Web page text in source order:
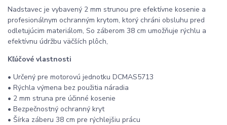
Nadstavec je vybavený 2 mm strunou pre efektívne kosenie a
profesionálnym ochranným krytom, ktorý chráni obsluhu pred
odletujúcim materiálom, So záberom 38 cm umožňuje rýchlu a
efektívnu údržbu väčších plôch,
Kľúčové vlastnosti
• Určený pre motorovú jednotku DCMAS5713
• Rýchla výmena bez použitia náradia
• 2 mm struna pre účinné kosenie
• Bezpečnostný ochranný kryt
• Šírka záberu 38 cm pre rýchlejšiu prácu